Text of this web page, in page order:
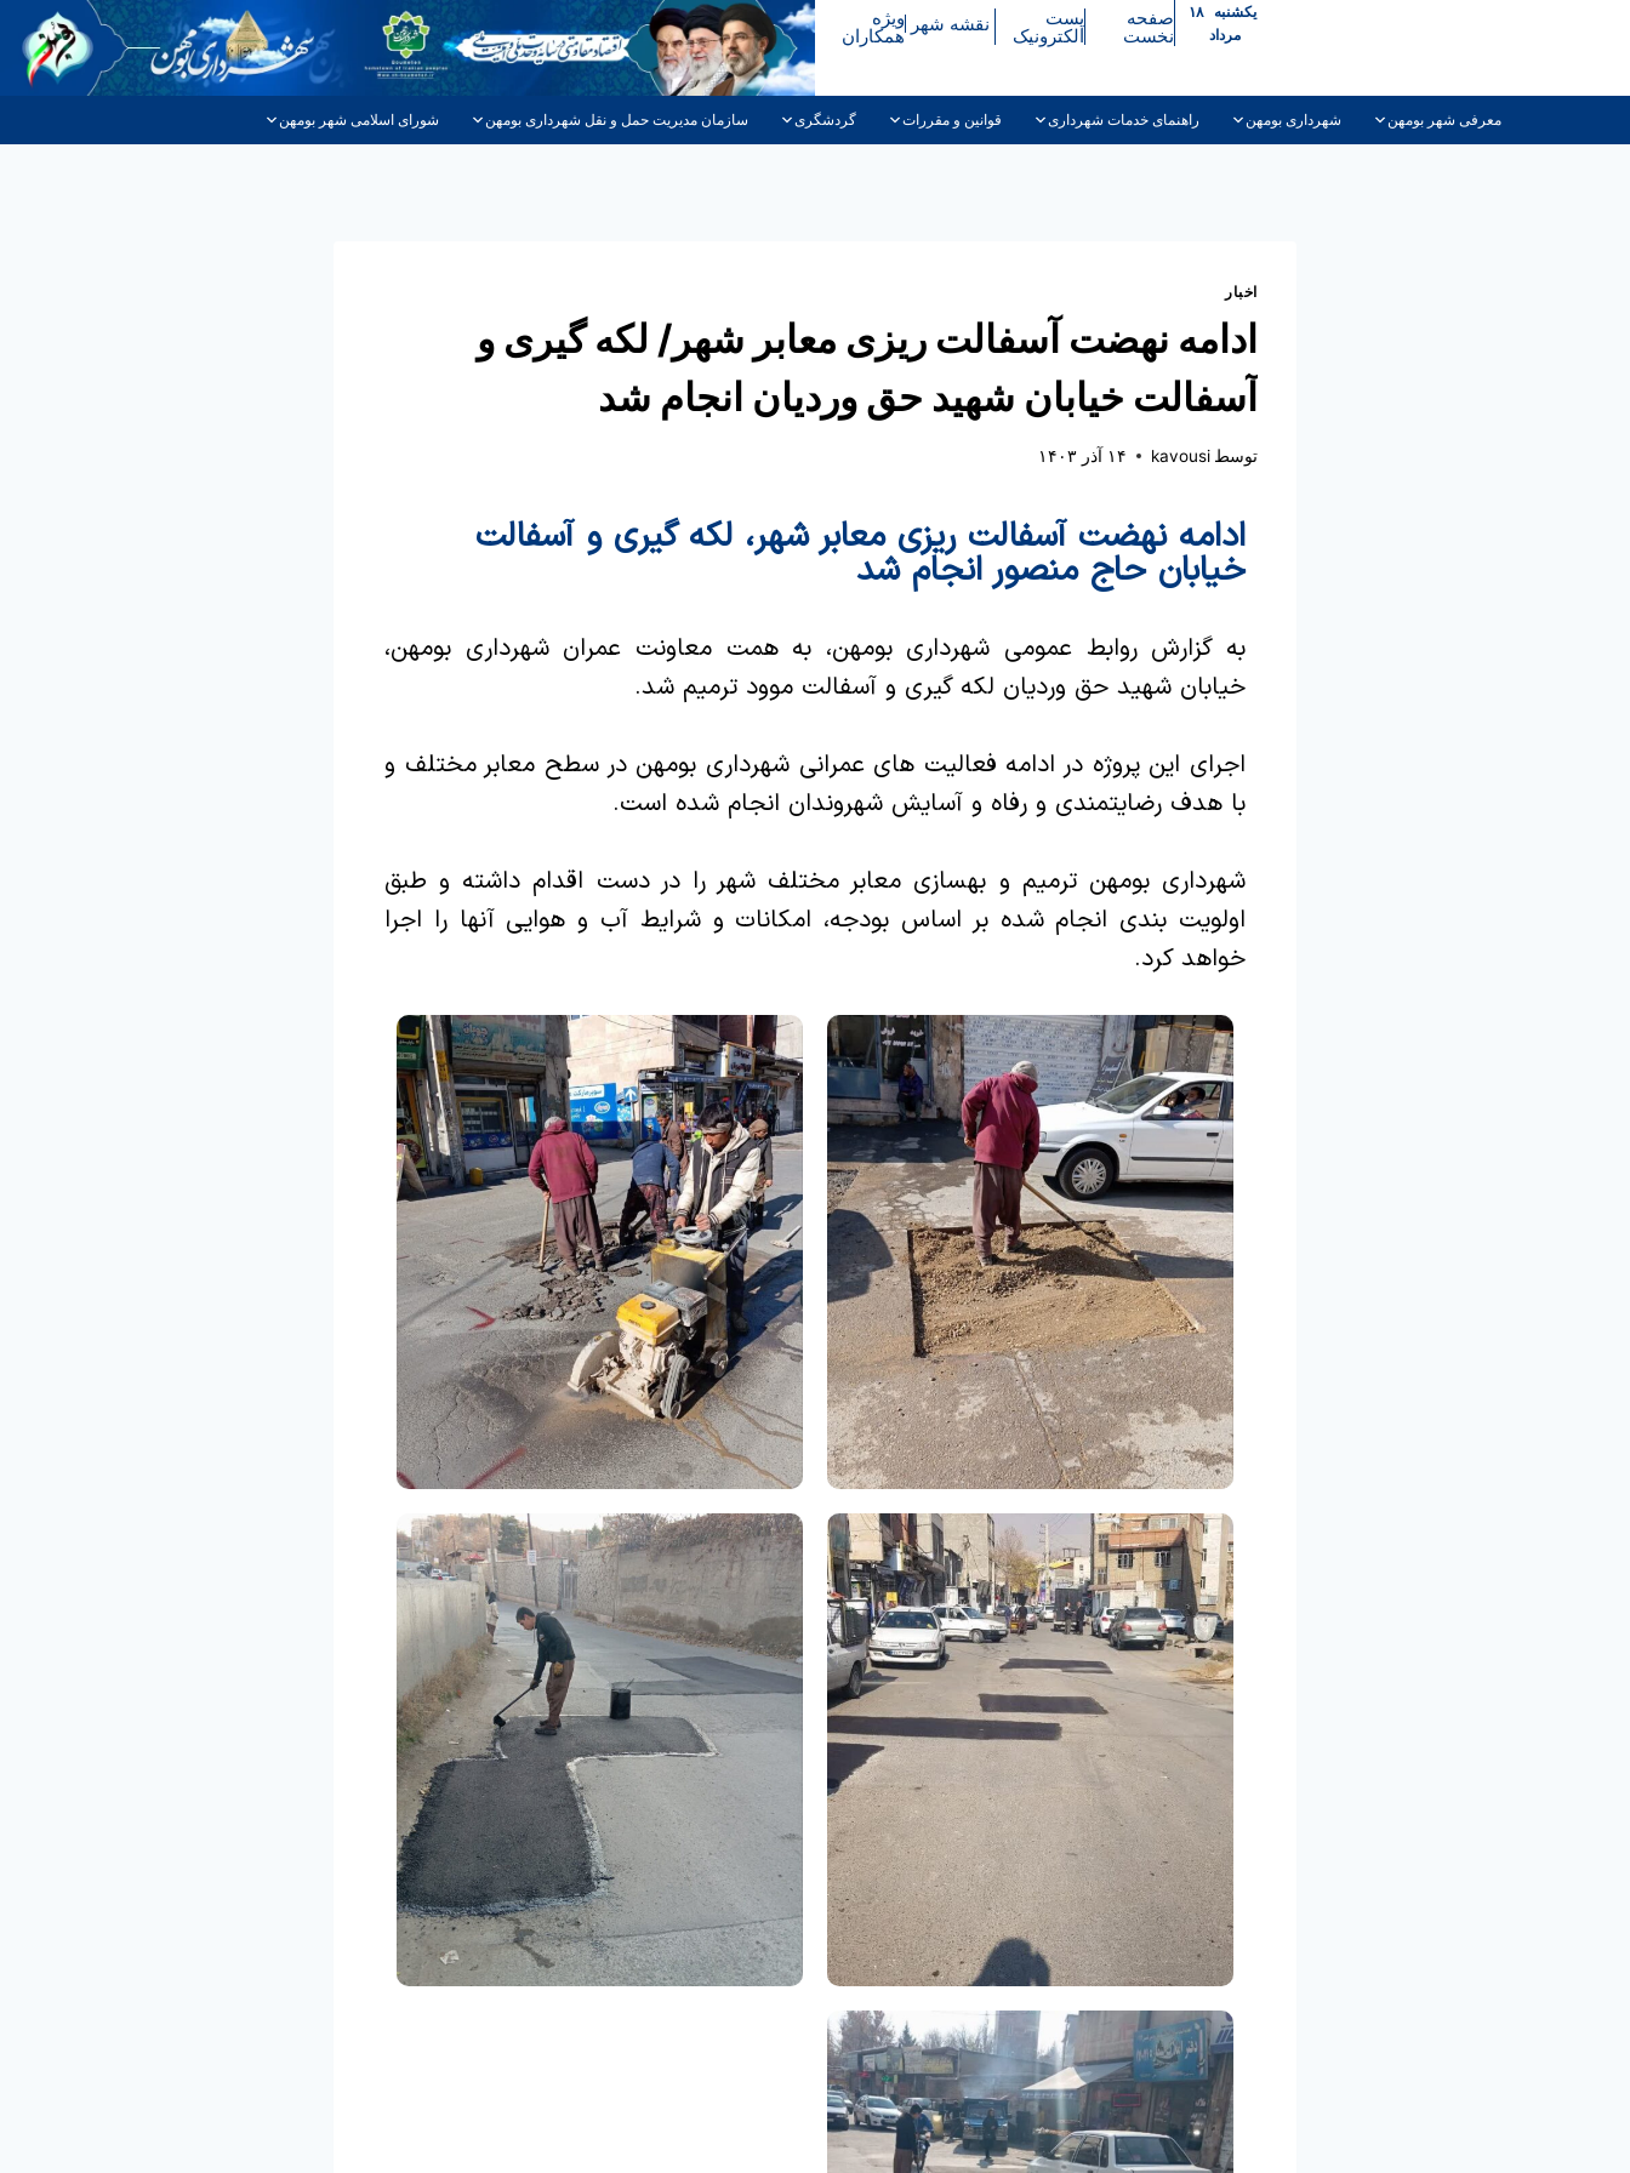
مرداد
صفحه
نخست
پست
الکترونیک
نقشه شهر ویژه
همکاران
معرفی شهر بومهن شهرداری بومهن راهنمای خدمات شهرداری قوانین و مقررات گردشگری سازمان مدیریت حمل و نقل شهرداری بومهن شورای اسلامی شهر بومهن
اخبار
ادامه نهضت آسفالت ریزی معابر شهر/ لکه گیری و
آسفالت خیابان شهید حق وردیان انجام شد
توسط kavousi ۱۴ آذر ۱۴۰۳
ادامه نهضت آسفالت ریزی معابر شهر، لکه گیری و آسفالت
خیابان حاج منصور انجام شد
به گزارش روابط عمومی شهرداری بومهن، به همت معاونت عمران شهرداری بومهن،
خیابان شهید حق وردیان لکه گیری و آسفالت موود ترمیم شد.
اجرای این پروژه در ادامه فعالیت های عمرانی شهرداری بومهن در سطح معابر مختلف و
با هدف رضایتمندی و رفاه و آسایش شهروندان انجام شده است.
شهرداری بومهن ترمیم و بهسازی معابر مختلف شهر را در دست اقدام داشته و طبق
اولویت بندی انجام شده بر اساس بودجه، امکانات و شرایط آب و هوایی آنها را اجرا
خواهد کرد.